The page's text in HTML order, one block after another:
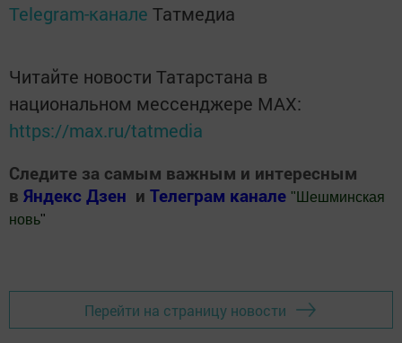
Telegram-канале Татмедиа
Читайте новости Татарстана в
национальном мессенджере MАХ:
https://max.ru/tatmedia
Следите за самым важным и интересным
в Яндекс Дзен и Телеграм канале " Шешминская
новь"
Перейти на страницу новости